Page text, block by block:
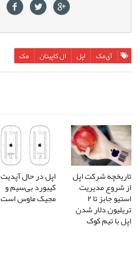
آی‌مک اپل ال کاپیتان مک
تاریخچه شرکت اپل
از شروع مدیریت
استیو جابز تا ۲
تریلیون دلار شدن
اپل با تیم کوک
اپل در حال آپدیت
کیبورد بی‌سیم و
مجیک ماوس است